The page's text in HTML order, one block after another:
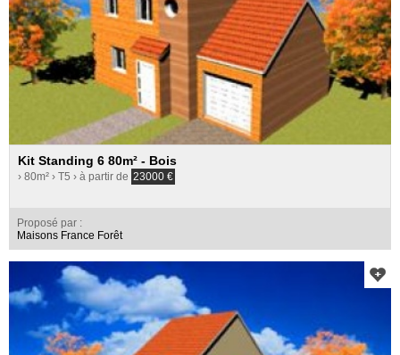
Kit Standing 6 80m² - Bois
› 80m² › T5 › à partir de 23000 €
Proposé par :
Maisons France Forêt